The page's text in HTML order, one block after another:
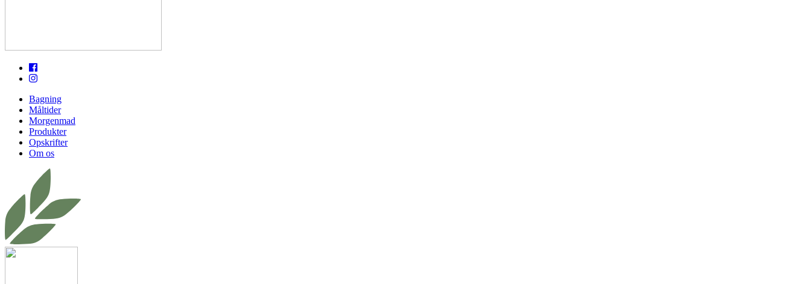
Bagning
Måltider
Morgenmad
Produkter
Opskrifter
Om os